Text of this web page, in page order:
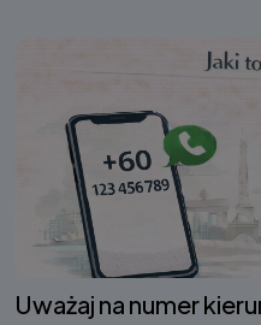
Uważaj na numer